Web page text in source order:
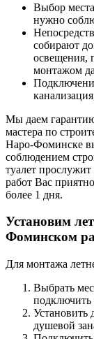
Выбор
нужно
собирают
освещения,
монтажом
Мы даем
мастера по
Наро-Фоминске
соблюдением
туалет
работ Вас
более 1 дня.
Установим
Фоминском
Для монтажа
Выбрать
подключить
Установить
душевой